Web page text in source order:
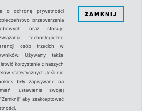
o ochronę prywatności
przetwarzania
oraz stosuje
technologiczne
osób trzecich w
Używamy także
korzystanie z naszych
statystycznych.Jeśli nie
były zapisywane na
ustawienia swojej
aby zaakceptować
ZAMKNIJ